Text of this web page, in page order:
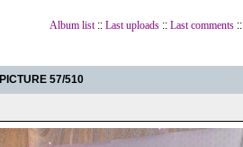
Album list:: Last uploads:: Last comments::
PICTURE 57/510